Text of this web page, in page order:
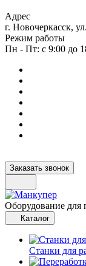
Адрес
г. Новочеркасск,
Режим работы
Пн - Пт: с 9:00 до
Заказать звонок
Оборудование для
Каталог
Станки для